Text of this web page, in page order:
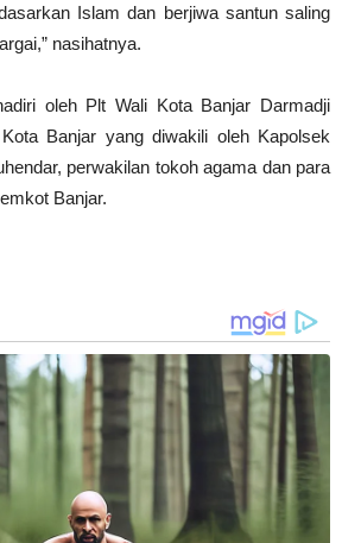
Islam dan berjiwa santun saling
nasihatnya.
oleh Plt Wali Kota Banjar Darmadji
Banjar yang diwakili oleh Kapolsek
perwakilan tokoh agama dan para
Banjar.